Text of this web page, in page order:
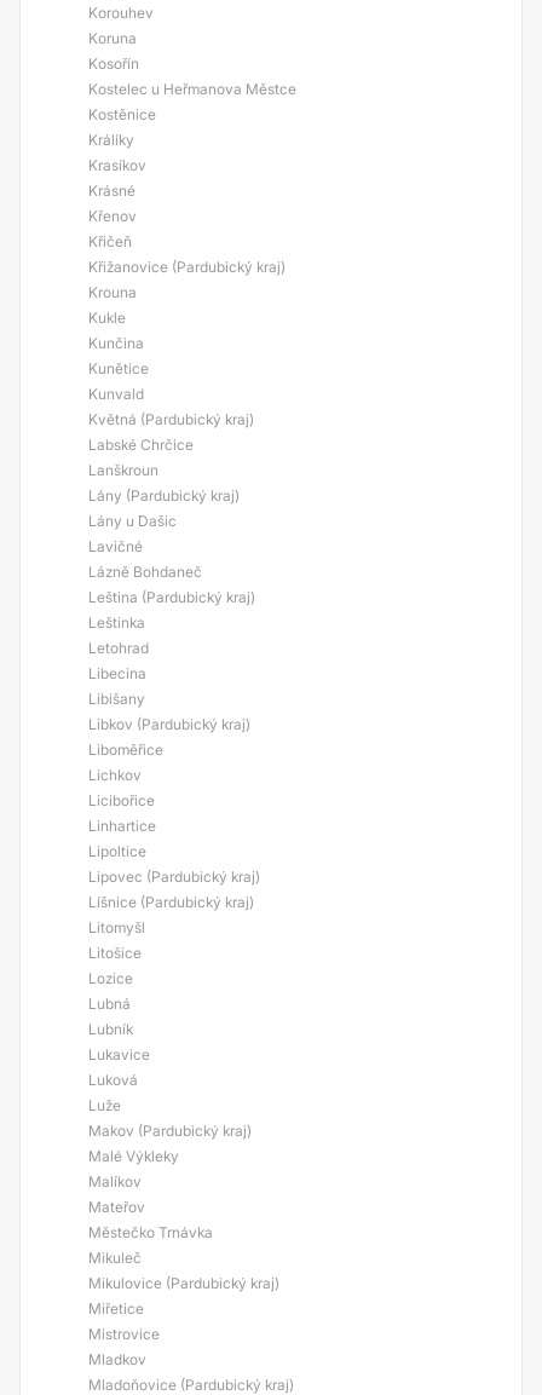
Korouhev
Koruna
Kosořín
Kostelec u Heřmanova Městce
Kostěnice
Králíky
Krasíkov
Krásné
Křenov
Křičeň
Křižanovice (Pardubický kraj)
Krouna
Kukle
Kunčina
Kunětice
Kunvald
Květná (Pardubický kraj)
Labské Chrčice
Lanškroun
Lány (Pardubický kraj)
Lány u Dašic
Lavičné
Lázně Bohdaneč
Leština (Pardubický kraj)
Leštinka
Letohrad
Libecina
Libišany
Libkov (Pardubický kraj)
Liboměřice
Lichkov
Licibořice
Linhartice
Lipoltice
Lipovec (Pardubický kraj)
Líšnice (Pardubický kraj)
Litomyšl
Litošice
Lozice
Lubná
Lubník
Lukavice
Luková
Luže
Makov (Pardubický kraj)
Malé Výkleky
Malíkov
Mateřov
Městečko Trnávka
Mikuleč
Mikulovice (Pardubický kraj)
Miřetice
Mistrovice
Mladkov
Mladoňovice (Pardubický kraj)